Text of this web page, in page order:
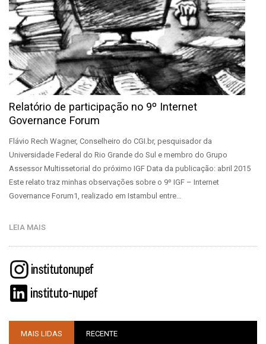
Relatório de participação no 9º Internet
Governance Forum
Flávio Rech Wagner, Conselheiro do CGI.br, pesquisador da
Universidade Federal do Rio Grande do Sul e membro do Grupo
Assessor Multissetorial do próximo IGF Data da publicação: abril 2015
Este relato traz minhas observações sobre o 9º IGF – Internet
Governance Forum1, realizado em Istambul entre…
LEIA MAIS
MAIS LIDAS RECENTE